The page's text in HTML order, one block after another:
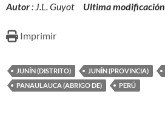
Autor: J.L. Guyot Ultima modificación
Imprimir
JUNÍN (DISTRITO) JUNÍN (PROVINCIA)
PANAULAUCA (ABRIGO DE)
PERÚ